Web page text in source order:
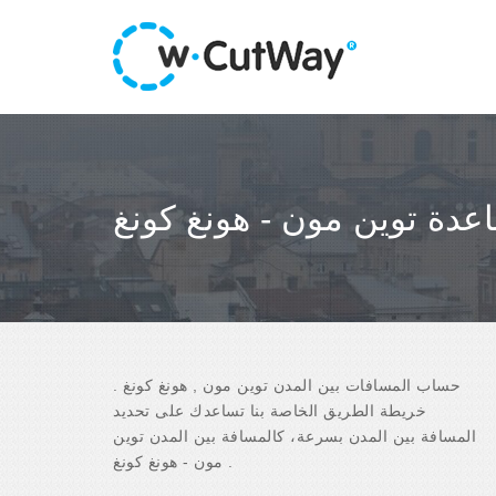
توين مون - هونغ كونغ
حساب المسافات بين المدن توين مون , هونغ كونغ .
خريطة الطريق الخاصة بنا تساعدك على تحديد
المسافة بين المدن بسرعة، كالمسافة بين المدن توين